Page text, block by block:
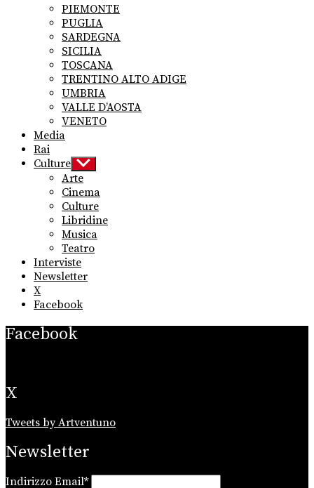
PIEMONTE
PUGLIA
SARDEGNA
SICILIA
TOSCANA
TRENTINO ALTO ADIGE
UMBRIA
VALLE D’AOSTA
VENETO
Media
Rai
Culture Show
sub
menu
Arte
Cinema
Culture
Libridine
Musica
Teatro
Interviste
Newsletter
X
Facebook
Facebook
X
Tweets by Artventuno
Newsletter
Indirizzo Email*